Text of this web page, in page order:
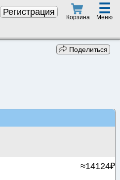
Регистрация
Корзина
☰
Меню
Поделиться
≈14124₽